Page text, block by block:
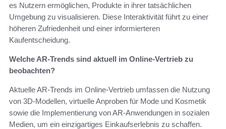
es Nutzern ermöglichen, Produkte in ihrer tatsächlichen
Umgebung zu visualisieren. Diese Interaktivität führt zu einer
höheren Zufriedenheit und einer informierteren
Kaufentscheidung.
Welche AR-Trends sind aktuell im Online-Vertrieb zu
beobachten?
Aktuelle AR-Trends im Online-Vertrieb umfassen die Nutzung
von 3D-Modellen, virtuelle Anproben für Mode und Kosmetik
sowie die Implementierung von AR-Anwendungen in sozialen
Medien, um ein einzigartiges Einkaufserlebnis zu schaffen.